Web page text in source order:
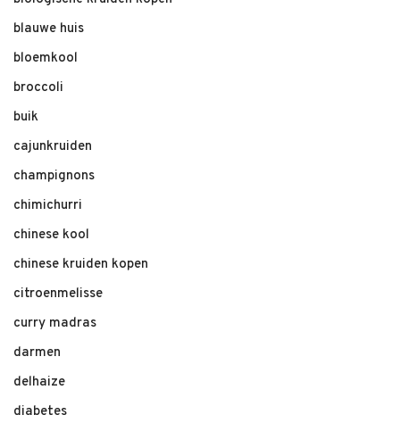
blauwe huis
bloemkool
broccoli
buik
cajunkruiden
champignons
chimichurri
chinese kool
chinese kruiden kopen
citroenmelisse
curry madras
darmen
delhaize
diabetes